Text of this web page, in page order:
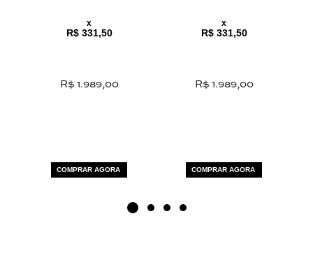
x
R$ 331,50
R$ 1.989,00
COMPRAR AGORA
x
R$ 331,50
R$ 1.989,00
COMPRAR AGORA